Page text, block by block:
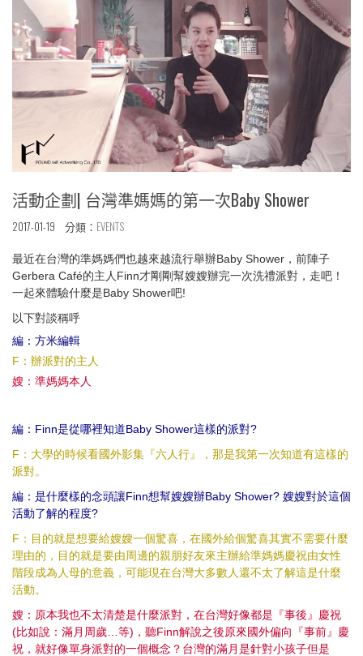
活動企劃| 台灣準媽媽的第一次Baby Shower
2017-01-19 分類： EVENTS
最近在台灣的準媽媽們也越來越流行舉辦Baby Shower，前陣子
Gerbera Café的主人Finn才剛剛幫嫂嫂辦完一次洗禮派對，走吧！
一起來體驗什麼是Baby Shower吧!
以下對談稱呼
編：方米編輯
F：辦派對的主人
嫂：準媽媽本人
編：Finn是從哪裡知道Baby Shower這樣的派對?
F：大學的時候看國外影集『六人行』，那是我第一次知道有這樣的
派對。
編：是什麼樣的念頭讓Finn想幫嫂嫂辦Baby Shower? 嫂嫂對於這個
活動了解的程度?
F：目的就是想要給嫂嫂一個驚喜，在國外給個驚喜其實不需要什麼
理由的，目的就是要由周邊的親朋好友來主辦給準媽媽慶祝由女性
階段成為人母的意義，可能現在台灣大多數人還不太了解這是什麼
活動。
嫂：原本我也不太清楚是什麼派對，在台灣好像都是『事後』慶祝
(比如說：滿月周歲…等)，聽Finn解說之後原來國外偏向『事前』慶
祝，就好像單身派對的一個概念？台灣的滿月是針對小孩子但是